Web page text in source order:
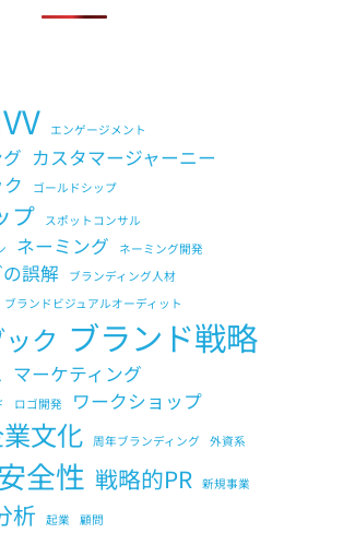
エンゲージメント
カスタマージャーニー
ゴールドシップ
プ
スポットコンサル
ネーミング ネーミング開発
誤解
ブランディング人材
ブランドビジュアルオーディット
ク ブランド戦略
マーケティング
ロゴ開発 ワークショップ
文化 周年ブランディング 外資系
全性 戦略的PR 新規事業
析 起業 顧問